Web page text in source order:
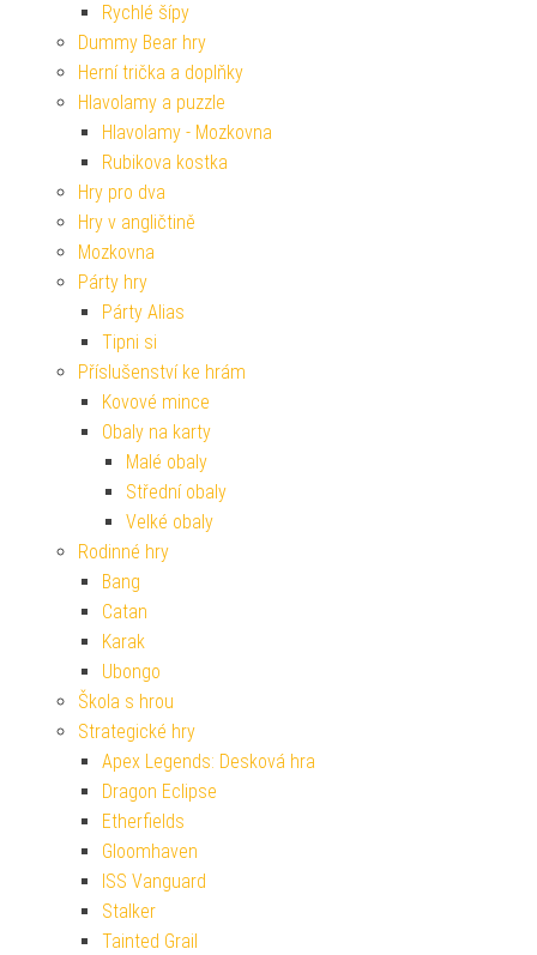
Rychlé šípy
Dummy Bear hry
Herní trička a doplňky
Hlavolamy a puzzle
Hlavolamy - Mozkovna
Rubikova kostka
Hry pro dva
Hry v angličtině
Mozkovna
Párty hry
Párty Alias
Tipni si
Příslušenství ke hrám
Kovové mince
Obaly na karty
Malé obaly
Střední obaly
Velké obaly
Rodinné hry
Bang
Catan
Karak
Ubongo
Škola s hrou
Strategické hry
Apex Legends: Desková hra
Dragon Eclipse
Etherfields
Gloomhaven
ISS Vanguard
Stalker
Tainted Grail